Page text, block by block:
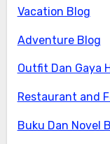
Vacation Blog
Adventure Blog
Outfit Dan Gaya
Restaurant and
Buku Dan Novel